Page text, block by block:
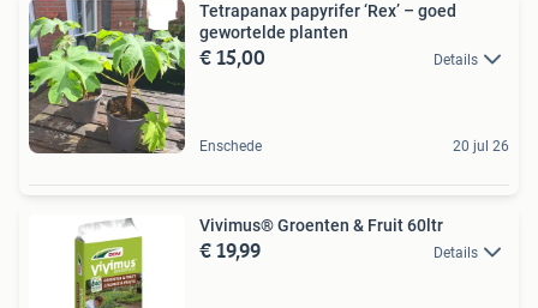
Tetrapanax papyrifer ‘Rex’ – goed
gewortelde planten
€ 15,00 Details
Enschede 20 jul 26
Vivimus® Groenten & Fruit 60ltr
€ 19,99 Details